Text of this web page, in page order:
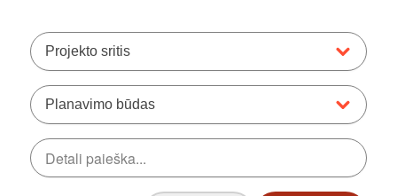
Projekto sritis
Planavimo būdas